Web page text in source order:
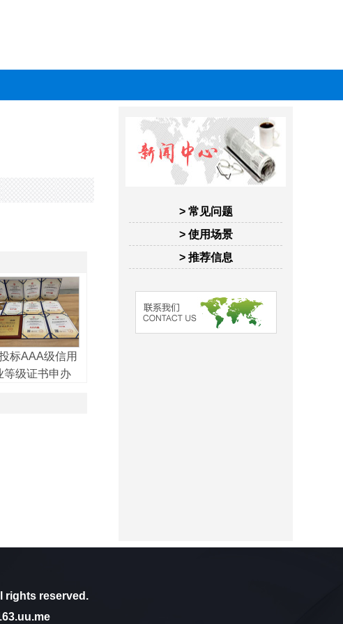
标AAA级信用
等级证书申办
> 常见问题
> 使用场景
> 推荐信息
rights reserved.